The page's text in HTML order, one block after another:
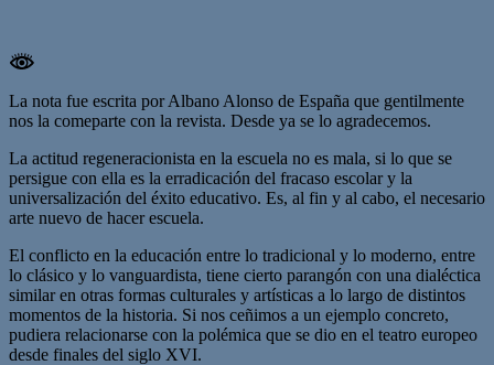
La nota fue escrita por Albano Alonso de España que gentilmente
nos la comeparte con la revista. Desde ya se lo agradecemos.
La actitud regeneracionista en la escuela no es mala, si lo que se
persigue con ella es la erradicación del fracaso escolar y la
universalización del éxito educativo. Es, al fin y al cabo, el necesario
arte nuevo de hacer escuela.
El conflicto en la educación entre lo tradicional y lo moderno, entre
lo clásico y lo vanguardista, tiene cierto parangón con una dialéctica
similar en otras formas culturales y artísticas a lo largo de distintos
momentos de la historia. Si nos ceñimos a un ejemplo concreto,
pudiera relacionarse con la polémica que se dio en el teatro europeo
desde finales del siglo XVI.